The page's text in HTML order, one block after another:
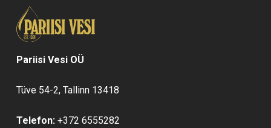
Pariisi Vesi OÜ
Tüve 54-2, Tallinn 13418
Telefon: +372 6555282